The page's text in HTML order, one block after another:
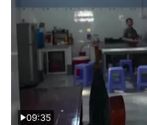
09:35